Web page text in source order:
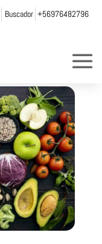
Buscador +56976482796